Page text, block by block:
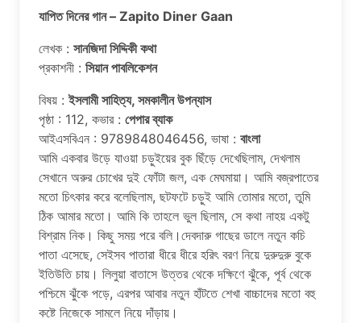
যাপিত দিনের গান – Zapito Diner Gaan
লেখক : সানজিদা সিদ্দিকী কথা
প্রকাশনী : সিয়ান পাবলিকেশন
বিষয় : ইসলামী সাহিত্য, সমকালীন উপন্যাস
পৃষ্ঠা : 112, কভার : পেপার ব্যাক
আইএসবিএন : 9789848046456, ভাষা : বাংলা
আমি একবার উড়ে যাওয়া চড়ুইয়ের বুক ছিঁড়ে দেখেছিলাম, দেখলাম
সেখানে অরুর চোখের দুই ফোঁটা জল, এক মেঘমায়া। আমি বজ্রপাতের
মতো চিৎকার করে বলেছিলাম, ছটফটে চড়ুই আমি তোমার মতো, তুমি
ঠিক আমার মতো। আমি কি তাহলে ভুল ছিলাম, সে কথা নাহয় একটু
বিশ্রাম নিক। কিছু সময় পরে বলি।দেবদারু গাছের ডালে নতুন কচি
পাতা এসেছে, সেইসব পাতারা ধীরে ধীরে হরিৎ বরণ নিয়ে দুরুদুরু বুকে
ইতিউতি চায়। লিলুয়া বাতাসে উত্তর থেকে দক্ষিণে ঝুঁকে, পূর্ব থেকে
পশ্চিমে ঝুঁকে পড়ে, এরপর আবার নতুন হাঁটতে শেখা বাচ্চাদের মতো বহু
কষ্টে নিজেকে সামলে নিয়ে দাঁড়ায়।